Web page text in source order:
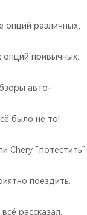
различных,
опций привычных.
авто-
было не то!
Chery “потестить”:
поездить.
рассказал,